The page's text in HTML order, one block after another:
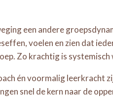
een andere
voelen en zien dat
Zo krachtig is systemisch
én voormalig leerkracht
snel de kern naar de